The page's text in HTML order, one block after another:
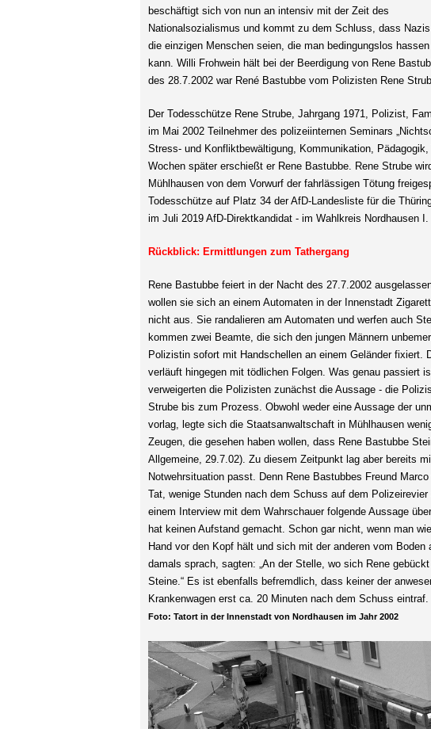
beschäftigt sich von nun an intensiv mit der Zeit des
Nationalsozialismus und kommt zu dem Schluss, dass Nazis
die einzigen Menschen seien, die man bedingungslos hassen
kann. Willi Frohwein hält bei der Beerdigung von Rene
des 28.7.2002 war René Bastubbe vom Polizisten Rene
Der Todesschütze Rene Strube, Jahrgang 1971, Polizist,
im Mai 2002 Teilnehmer des polizeiinternen Seminars
Stress- und Konfliktbewältigung, Kommunikation,
Wochen später erschießt er Rene Bastubbe. Rene Strube
Mühlhausen von dem Vorwurf der fahrlässigen Tötung
Todesschütze auf Platz 34 der AfD-Landesliste für die
im Juli 2019 AfD-Direktkandidat - im Wahlkreis Nordhausen I.
Rückblick: Ermittlungen zum Tathergang
Rene Bastubbe feiert in der Nacht des 27.7.2002
wollen sie sich an einem Automaten in der Innenstadt
nicht aus. Sie randalieren am Automaten und werfen auch
kommen zwei Beamte, die sich den jungen Männern
Polizistin sofort mit Handschellen an einem Geländer fixiert.
verläuft hingegen mit tödlichen Folgen. Was genau passiert
verweigerten die Polizisten zunächst die Aussage - die
Strube bis zum Prozess. Obwohl weder eine Aussage der
vorlag, legte sich die Staatsanwaltschaft in Mühlhausen
Zeugen, die gesehen haben wollen, dass Rene Bastubbe
Allgemeine, 29.7.02). Zu diesem Zeitpunkt lag aber bereits
Notwehrsituation passt. Denn Rene Bastubbes Freund
Tat, wenige Stunden nach dem Schuss auf dem
einem Interview mit dem Wahrschauer folgende Aussage
hat keinen Aufstand gemacht. Schon gar nicht, wenn man
Hand vor den Kopf hält und sich mit der anderen vom
damals sprach, sagten: „An der Stelle, wo sich Rene
Steine.“ Es ist ebenfalls befremdlich, dass keiner der
Krankenwagen erst ca. 20 Minuten nach dem Schuss eintraf.
Foto: Tatort in der Innenstadt von Nordhausen im Jahr 2002